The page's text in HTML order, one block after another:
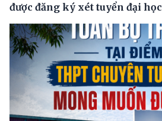
được đăng ký xét tuyển đại học